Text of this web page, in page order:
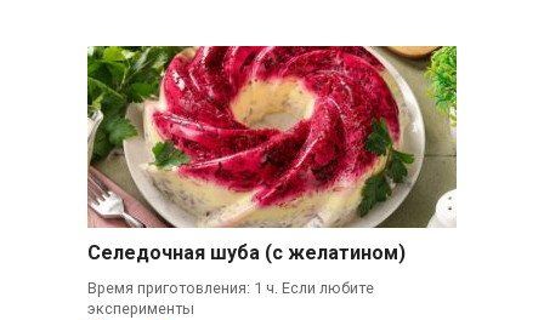
Селедочная шуба (с желатином)
Время приготовления: 1 ч. Если любите
эксперименты